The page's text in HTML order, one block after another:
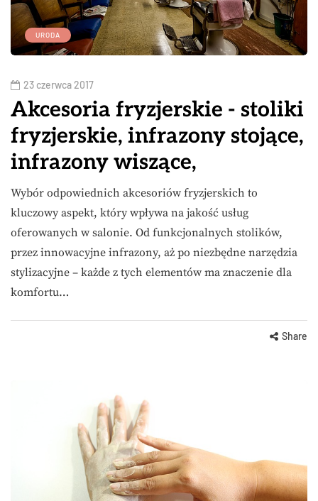
URODA
23 czerwca 2017
Akcesoria fryzjerskie - stoliki
fryzjerskie, infrazony stojące,
infrazony wiszące,
Wybór odpowiednich akcesoriów fryzjerskich to
kluczowy aspekt, który wpływa na jakość usług
oferowanych w salonie. Od funkcjonalnych stolików,
przez innowacyjne infrazony, aż po niezbędne narzędzia
stylizacyjne – każde z tych elementów ma znaczenie dla
komfortu…
Share